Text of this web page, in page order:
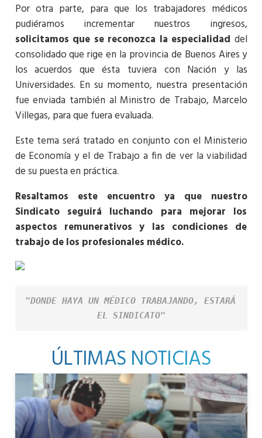
Por otra parte, para que los trabajadores médicos
pudiéramos incrementar nuestros ingresos,
solicitamos que se reconozca la especialidad del
consolidado que rige en la provincia de Buenos Aires y
los acuerdos que ésta tuviera con Nación y las
Universidades. En su momento, nuestra presentación
fue enviada también al Ministro de Trabajo, Marcelo
Villegas, para que fuera evaluada.
Este tema será tratado en conjunto con el Ministerio
de Economía y el de Trabajo a fin de ver la viabilidad
de su puesta en práctica.
Resaltamos este encuentro ya que nuestro
Sindicato seguirá luchando para mejorar los
aspectos remunerativos y las condiciones de
trabajo de los profesionales médico.
"DONDE HAYA UN MÉDICO TRABAJANDO, ESTARÁ
EL SINDICATO"
ÚLTIMAS NOTICIAS